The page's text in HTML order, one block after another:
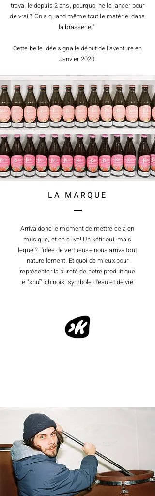
travaille depuis 2 ans, pourquoi ne la lancer pour
de vrai ? On a quand même tout le matériel dans
la brasserie."
Cette belle idée signa le début de l’aventure en
Janvier 2020.
LA MARQUE
Arriva donc le moment de mettre cela en
musique, et en cuve! Un kéfir oui, mais
lequel? L'idée de vertueuse nous arriva tout
naturellement. Et quoi de mieux pour
représenter la pureté de notre produit que
le "shuǐ" chinois, symbole d'eau et de vie.